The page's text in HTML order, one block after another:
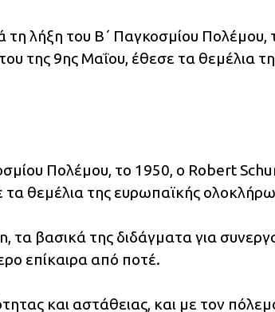
τη λήξη του Β΄ Παγκοσμίου Πολέμου,
της 9ης Μαΐου, έθεσε τα θεμέλια
Πολέμου, το 1950, ο Robert
τα θεμέλια της ευρωπαϊκής
τα βασικά της διδάγματα για
επίκαιρα από ποτέ.
και αστάθειας, και με τον